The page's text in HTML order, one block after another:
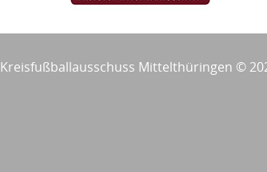
Kreisfußballausschuss Mittelthüringen ©